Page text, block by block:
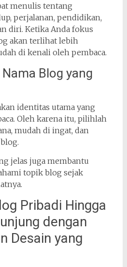
menulis tentang
perjalanan, pendidikan,
diri. Ketika Anda fokus
akan terlihat lebih
di kenali oleh pembaca.
Blog yang
identitas utama yang
Oleh karena itu, pilihlah
mudah di ingat, dan
jelas juga membantu
topik blog sejak
Pribadi Hingga
dengan
Desain yang